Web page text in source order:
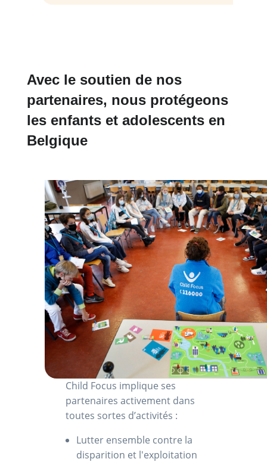
Avec le soutien de nos
partenaires, nous protégeons
les enfants et adolescents en
Belgique
Child Focus implique ses
partenaires activement dans
toutes sortes d’activités :
Lutter ensemble contre la
disparition et l'exploitation